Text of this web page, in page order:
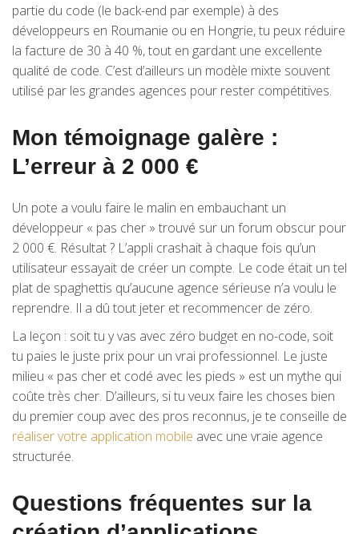
partie du code (le back-end par exemple) à des
développeurs en Roumanie ou en Hongrie, tu peux réduire
la facture de 30 à 40 %, tout en gardant une excellente
qualité de code. C’est d’ailleurs un modèle mixte souvent
utilisé par les grandes agences pour rester compétitives.
Mon témoignage galère :
L’erreur à 2 000 €
Un pote a voulu faire le malin en embauchant un
développeur « pas cher » trouvé sur un forum obscur pour
2 000 €. Résultat ? L’appli crashait à chaque fois qu’un
utilisateur essayait de créer un compte. Le code était un tel
plat de spaghettis qu’aucune agence sérieuse n’a voulu le
reprendre. Il a dû tout jeter et recommencer de zéro.
La leçon : soit tu y vas avec zéro budget en no-code, soit
tu paies le juste prix pour un vrai professionnel. Le juste
milieu « pas cher et codé avec les pieds » est un mythe qui
coûte très cher. D’ailleurs, si tu veux faire les choses bien
du premier coup avec des pros reconnus, je te conseille de
réaliser votre application mobile avec une vraie agence
structurée.
Questions fréquentes sur la